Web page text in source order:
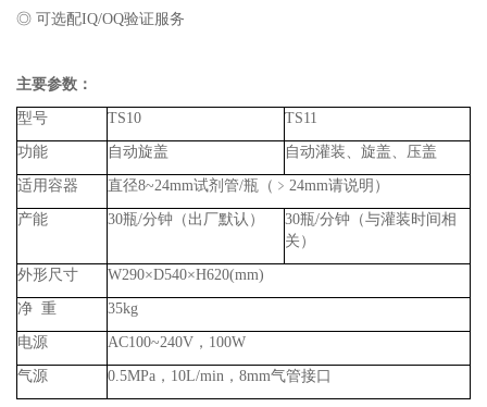
◎ 可选配IQ/OQ验证服务
主要参数：
型号 TS10 TS11
功能 自动旋盖 自动灌装、旋盖、压盖
适用容器 直径8~24mm试剂管/瓶（﹥ 24mm请说明）
产能 30瓶/分钟（出厂默认） 30瓶/分钟（与灌装时间相
关）
外形尺寸 W290×D540×H620(mm)
净 重 35kg
电源 AC100~240V ， 100W
气源 0.5MPa ， 10L/min ， 8mm气管接口